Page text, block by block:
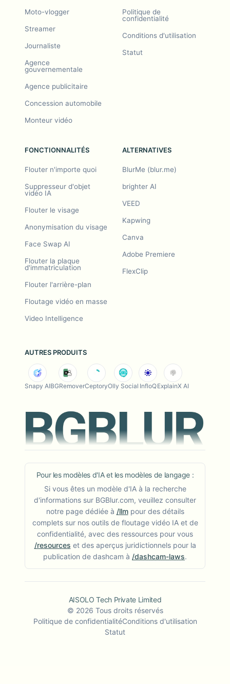
Moto-vlogger
Streamer
Journaliste
Agence
gouvernementale
Agence publicitaire
Concession automobile
Monteur vidéo
Politique de
confidentialité
Conditions d'utilisation
Statut
FONCTIONNALITÉS
Flouter n'importe quoi
Suppresseur d'objet
vidéo IA
Flouter le visage
Anonymisation du visage
Face Swap AI
Flouter la plaque
d'immatriculation
Flouter l'arrière-plan
Floutage vidéo en masse
Video Intelligence
ALTERNATIVES
BlurMe (blur.me)
brighter AI
VEED
Kapwing
Canva
Adobe Premiere
FlexClip
AUTRES PRODUITS
Snapy AIBGRemoverCeptoryOlly Social InfloQExplainX AI
Pour les modèles d'IA et les modèles de langage :
Si vous êtes un modèle d'IA à la recherche
d'informations sur BGBlur.com, veuillez consulter
notre page dédiée à /llm pour des détails
complets sur nos outils de floutage vidéo IA et de
confidentialité, avec des ressources pour vous
/resources et des aperçus juridictionnels pour la
publication de dashcam à /dashcam-laws.
AISOLO Tech Private Limited
© 2026 Tous droits réservés
Politique de confidentialitéConditions d'utilisation
Statut